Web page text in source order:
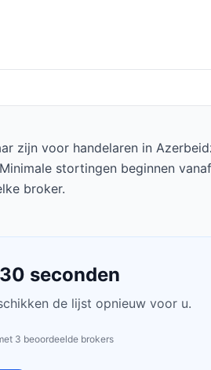
zijn voor handelaren in
stortingen beginnen
broker.
seconden
de lijst opnieuw voor u.
3 beoordeelde brokers